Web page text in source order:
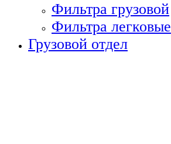
Фильтра грузовой
Фильтра легковые
Грузовой отдел